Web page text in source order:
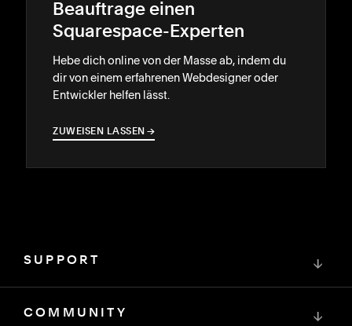
Beauftrage einen
Squarespace-Experten
Hebe dich online von der Masse ab, indem du
dir von einem erfahrenen Webdesigner oder
Entwickler helfen lässt.
ZUWEISEN LASSEN →
→
SUPPORT ↓
COMMUNITY ↓